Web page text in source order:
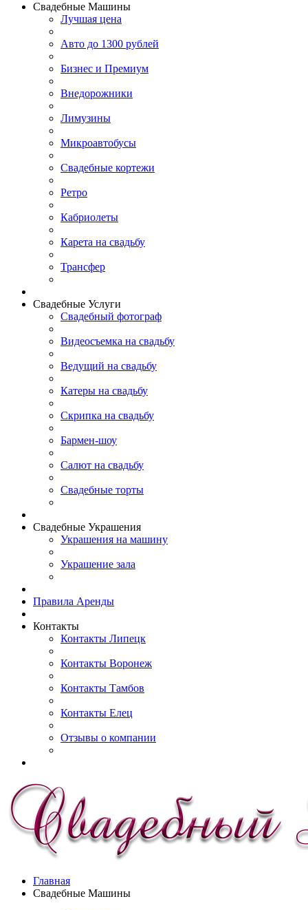
Свадебные Машины
Лучшая цена
Авто до 1300 рублей
Бизнес и Премиум
Внедорожники
Лимузины
Микроавтобусы
Свадебные кортежи
Ретро
Кабриолеты
Карета на свадьбу
Трансфер
Свадебные Услуги
Свадебный фотограф
Видеосъемка на свадьбу
Ведущий на свадьбу
Катеры на свадьбу
Скрипка на свадьбу
Бармен-шоу
Салют на свадьбу
Свадебные торты
Свадебные Украшения
Украшения на машину
Украшение зала
Правила Аренды
Контакты
Контакты Липецк
Контакты Воронеж
Контакты Тамбов
Контакты Елец
Отзывы о компании
Главная
Свадебные Машины